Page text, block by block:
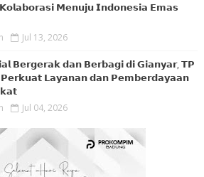
𝗠𝗲𝗻𝘂𝗷𝘂 𝗜𝗻𝗱𝗼𝗻𝗲𝘀𝗶𝗮 𝗘𝗺𝗮𝘀
Jul 13, 2026
𝗕𝗲𝗿𝗴𝗲𝗿𝗮𝗸 𝗱𝗮𝗻 𝗕𝗲𝗿𝗯𝗮𝗴𝗶 𝗱𝗶 𝗚𝗶𝗮𝗻𝘆𝗮𝗿, 𝗧𝗣
𝗣𝗲𝗿𝗸𝘂𝗮𝘁 𝗟𝗮𝘆𝗮𝗻𝗮𝗻 𝗱𝗮𝗻 𝗣𝗲𝗺𝗯𝗲𝗿𝗱𝗮𝘆𝗮𝗮𝗻
Jul 04, 2026